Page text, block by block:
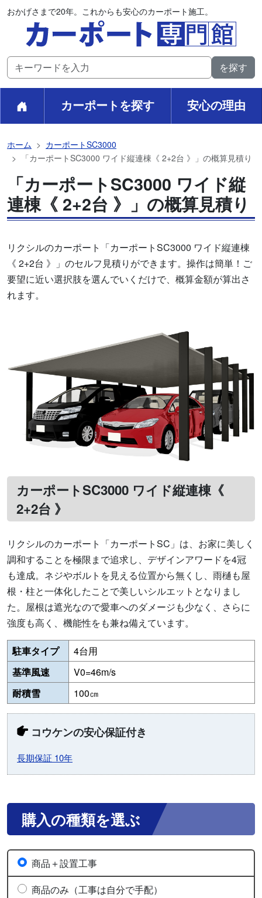
おかげさまで20年。これからも安心のカーポート施工。
カーポートを探す 安心の理由
ホーム
カーポートSC3000
「カーポートSC3000 ワイド縦連棟《 2+2台 》」の概算見積り
「カーポートSC3000 ワイド縦
連棟《 2+2台 》」の概算見積り
リクシルのカーポート「カーポートSC3000 ワイド縦連棟
《 2+2台 》」のセルフ見積りができます。操作は簡単！ご
要望に近い選択肢を選んでいくだけで、概算金額が算出さ
れます。
カーポートSC3000 ワイド縦連棟《
2+2台 》
リクシルのカーポート「カーポートSC」は、お家に美しく
調和することを極限まで追求し、デザインアワードを4冠
も達成。ネジやボルトを見える位置から無くし、雨樋も屋
根・柱と一体化したことで美しいシルエットとなりまし
た。屋根は遮光なので愛車へのダメージも少なく、さらに
強度も高く、機能性をも兼ね備えています。
駐車タイプ
4台用
基準風速
V0=46m/s
耐積雪
100㎝
コウケンの安心保証付き
長期保証 10年
購入の種類を選ぶ
商品＋設置工事
商品のみ（工事は自分で手配）